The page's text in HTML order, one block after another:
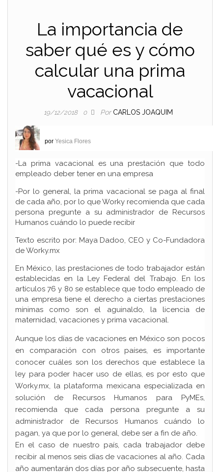
La importancia de
saber qué es y cómo
calcular una prima
vacacional
19/12/2018 0 Por CARLOS JOAQUIM
por Yesica Flores
-La prima vacacional es una prestación que todo
empleado deber tener en una empresa
-Por lo general, la prima vacacional se paga al final
de cada año, por lo que Worky recomienda que cada
persona pregunte a su administrador de Recursos
Humanos cuándo lo puede recibir
Texto escrito por: Maya Dadoo, CEO y Co-Fundadora
de Worky.mx
En México, las prestaciones de todo trabajador están
establecidas en la Ley Federal del Trabajo. En los
artículos 76 y 80 se establece que todo empleado de
una empresa tiene el derecho a ciertas prestaciones
mínimas como son el aguinaldo, la licencia de
maternidad, vacaciones y prima vacacional.
Aunque los días de vacaciones en México son pocos
en comparación con otros países, es importante
conocer cuáles son los derechos que establece la
ley para poder hacer uso de ellas, es por esto que
Worky.mx, la plataforma mexicana especializada en
solución de Recursos Humanos para PyMEs,
recomienda que cada persona pregunte a su
administrador de Recursos Humanos cuándo lo
pagan, ya que por lo general, debe ser a fin de año.
En el caso de nuestro país, cada trabajador debe
recibir al menos seis días de vacaciones al año. Cada
año aumentarán dos días por año subsecuente, hasta